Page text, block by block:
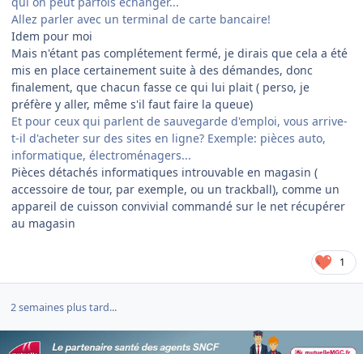
Allez parler avec un terminal de carte bancaire!
Idem pour moi
Mais n'étant pas complétement fermé, je dirais que cela a été
mis en place certainement suite à des démandes, donc
finalement, que chacun fasse ce qui lui plait ( perso, je
préfère y aller, même s'il faut faire la queue)
Et pour ceux qui parlent de sauvegarde d'emploi, vous arrive-
t-il d'acheter sur des sites en ligne? Exemple: pièces auto,
informatique, électroménagers...
Pièces détachés informatiques introuvable en magasin (
accessoire de tour, par exemple, ou un trackball), comme un
appareil de cuisson convivial commandé sur le net récupérer
au magasin
1
2 semaines plus tard...